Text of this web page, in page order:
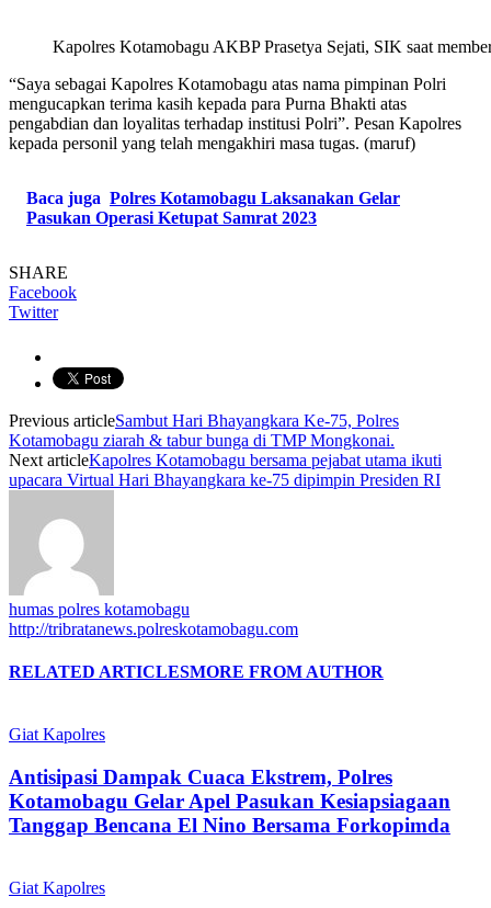
Kapolres Kotamobagu AKBP Prasetya Sejati, SIK saat
“Saya sebagai Kapolres Kotamobagu atas nama pimpinan Polri
mengucapkan terima kasih kepada para Purna Bhakti atas
pengabdian dan loyalitas terhadap institusi Polri”. Pesan Kapolres
kepada personil yang telah mengakhiri masa tugas. (maruf)
Baca juga Polres Kotamobagu Laksanakan Gelar
Pasukan Operasi Ketupat Samrat 2023
SHARE
Facebook
Twitter
Previous articleSambut Hari Bhayangkara Ke-75, Polres
Kotamobagu ziarah & tabur bunga di TMP Mongkonai.
Next articleKapolres Kotamobagu bersama pejabat utama ikuti
upacara Virtual Hari Bhayangkara ke-75 dipimpin Presiden RI
humas polres kotamobagu
http://tribratanews.polreskotamobagu.com
RELATED ARTICLESMORE FROM AUTHOR
Giat Kapolres
Antisipasi Dampak Cuaca Ekstrem, Polres
Kotamobagu Gelar Apel Pasukan Kesiapsiagaan
Tanggap Bencana El Nino Bersama Forkopimda
Giat Kapolres